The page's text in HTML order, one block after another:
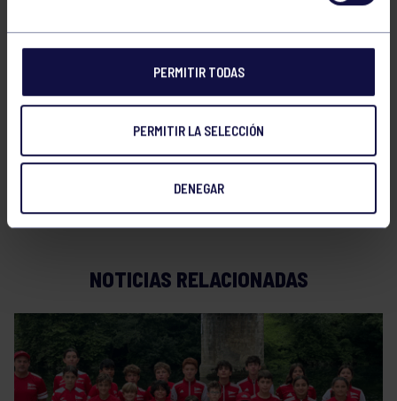
PERMITIR TODAS
PERMITIR LA SELECCIÓN
DENEGAR
Resultados de la 1ª Prueba de los Juegos Deportivos
NOTICIAS RELACIONADAS